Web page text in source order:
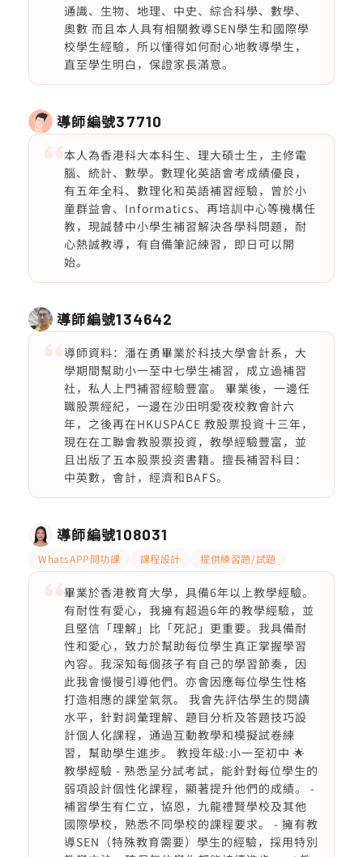
通識、生物、地理、中史、綜合科學、數學、
奧數 而且本人具有相關教導SEN學生和國際學
校學生經驗，所以懂得如何耐心地教導學生，
直至學生明白，保證家長滿意。
導師編號37710
本人為香港科大本科生、理大碩士生，主修電
腦、統計、數學。數理化英語會考成績優良，
有五年全科、數理化和英語補習經驗，曾於小
童群益會、Informatics、再培訓中心等機構任
教，現誠替中小學生補習解決各學科問題，耐
心熱誠教導，有自備筆記練習，即日可以開
始。
導師編號134642
導師資料：潘在勇畢業於科技大學會計系，大
學期間幫助小一至中七學生補習，成立過補習
社，私人上門補習經驗豐富。 畢業後，一邊任
職股票經紀，一邊在沙田明愛夜校教會計六
年，之後再在HKUSPACE 教股票投資十三年，
現在在工聯會教股票投資，教學經驗豐富，並
且出版了五本股票投资書籍。擅長補習科目：
中英數，會計，經濟和BAFS。
導師編號108031
WhatsAPP問功課 課程設計 提供練習題/試題
畢業於香港教育大學，具備6年以上教學經驗。
有耐性有愛心，我擁有超過6年的教學經驗，並
且堅信「理解」比「死記」更重要。我具備耐
性和愛心，致力於幫助每位學生真正掌握學習
內容。我深知每個孩子有自己的學習節奏，因
此我會慢慢引導他們。亦會因應每位學生性格
打造相應的課堂氣氛。 我會先評估學生的閱讀
水平，針對詞彙理解、題目分析及答題技巧設
計個人化課程，通過互動教學和模擬試卷練
習，幫助學生進步。 教授年級:小一至初中 🌟
教學經驗 - 熟悉呈分試考試，能針對每位學生的
弱項設計個性化課程，顯著提升他們的成績。 -
補習學生有仁立，協恩，九龍禮賢學校及其他
國際學校，熟悉不同學校的課程要求。 - 擁有教
導SEN（特殊教育需要）學生的經驗，採用特別